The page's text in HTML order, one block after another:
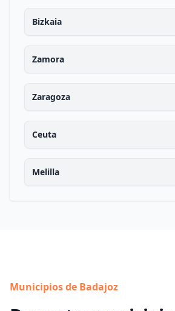
Bizkaia
Zamora
Zaragoza
Ceuta
Melilla
Municipios de Badajoz